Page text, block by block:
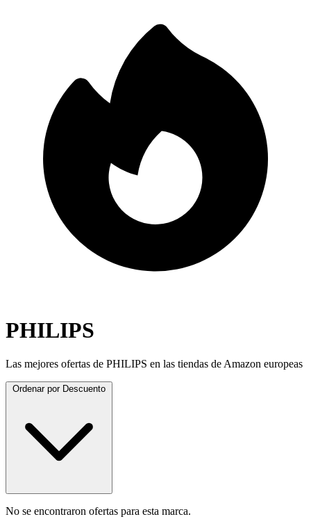
PHILIPS
Las mejores ofertas de PHILIPS en las tiendas de Amazon europeas
Ordenar por Descuento
No se encontraron ofertas para esta marca.